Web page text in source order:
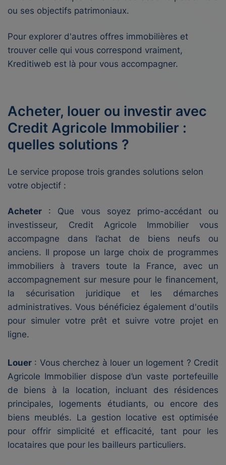
ou ses objectifs patrimoniaux.
Pour explorer d'autres offres immobilières et
trouver celle qui vous correspond vraiment,
Kreditiweb est là pour vous accompagner.
Acheter, louer ou investir avec
Credit Agricole Immobilier :
quelles solutions ?
Le service propose trois grandes solutions selon
votre objectif :
Acheter : Que vous soyez primo-accédant ou
investisseur, Credit Agricole Immobilier vous
accompagne dans l’achat de biens neufs ou
anciens. Il propose un large choix de programmes
immobiliers à travers toute la France, avec un
accompagnement sur mesure pour le financement,
la sécurisation juridique et les démarches
administratives. Vous bénéficiez également d'outils
pour simuler votre prêt et suivre votre projet en
ligne.
Louer : Vous cherchez à louer un logement ? Credit
Agricole Immobilier dispose d’un vaste portefeuille
de biens à la location, incluant des résidences
principales, logements étudiants, ou encore des
biens meublés. La gestion locative est optimisée
pour offrir simplicité et efficacité, tant pour les
locataires que pour les bailleurs particuliers.